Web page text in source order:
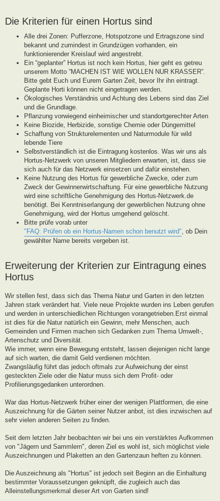
Die Kriterien für einen Hortus sind
Alle drei Zonen: Pufferzone, Hotspotzone und Ertragszone sind
bekannt und zumindest in Grundzügen vorhanden, ein
funktionierender Kreislauf wird angestrebt.
Ein “geplanter” Hortus ist noch kein Hortus, hier geht es getreu
unserem Motto “MACHEN IST WIE WOLLEN NUR KRASSER”.
Bitte gebt Euch und Eurem Garten Zeit, bevor Ihr ihn eintragt.
Geplante Horti können nicht eingetragen werden.
Ökologisches Verständnis und Achtung des Lebens sind das Ziel
und die Grundlage.
Pflanzung vorwiegend einheimischer und standortgerechter Arten
Keine Biozide, Herbizide, sonstige Chemie oder Düngemittel
Schaffung von Strukturelementen und Naturmodule für wild
lebende Tiere
Selbstverständlich ist die Eintragung kostenlos. Was wir uns als
Hortus-Netzwerk von unseren Mitgliedern erwarten, ist, dass sie
sich auch für das Netzwerk einsetzen und dafür einstehen.
Keine Nutzung des Hortus für gewerbliche Zwecke, oder zum
Zweck der Gewinnerwirtschaftung. Für eine gewerbliche Nutzung
wird eine schriftliche Genehmigung des Hortus-Netzwerk.de
benötigt. Bei Kenntniserlangung der gewerblichen Nutzung ohne
Genehmigung, wird der Hortus umgehend gelöscht.
Bitte prüfe vorab unter
"FAQ: Prüfen ob ein Hortus-Namen schon benutzt wird", ob Dein
gewählter Name bereits vergeben ist.
Erweiterung der Kriterien zur Eintragung eines
Hortus
Wir stellen fest, dass sich das Thema Natur und Garten in den letzten
Jahren stark verändert hat. Viele neue Projekte wurden ins Leben gerufen
und werden in unterschiedlichen Richtungen vorangetrieben.Erst einmal
ist dies für die Natur natürlich ein Gewinn, mehr Menschen, auch
Gemeinden und Firmen machen sich Gedanken zum Thema Umwelt-,
Artenschutz und Diversität.
Wie immer, wenn eine Bewegung entsteht, lassen diejenigen nicht lange
auf sich warten, die damit Geld verdienen möchten.
Zwangsläufig führt das jedoch oftmals zur Aufweichung der einst
gesteckten Ziele oder die Natur muss sich dem Profit- oder
Profilierungsgedanken unterordnen.
War das Hortus-Netzwerk früher einer der wenigen Plattformen, die eine
Auszeichnung für die Gärten seiner Nutzer anbot, ist dies inzwischen auf
sehr vielen anderen Seiten zu finden.
Seit dem letzten Jahr beobachten wir bei uns ein verstärktes Aufkommen
von "Jägern und Sammlern", deren Ziel es wohl ist, sich möglichst viele
Auszeichnungen und Plaketten an den Gartenzaun heften zu können.
Die Auszeichnung als "Hortus" ist jedoch seit Beginn an die Einhaltung
bestimmter Voraussetzungen geknüpft, die zugleich auch das
Alleinstellungsmerkmal dieser Art von Garten sind!